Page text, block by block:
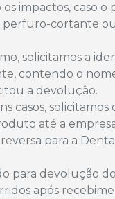
impactos, caso o
perfuro-cortante
solicitamos a
contendo o
a devolução.
casos,
até a
para a
para devolução
após